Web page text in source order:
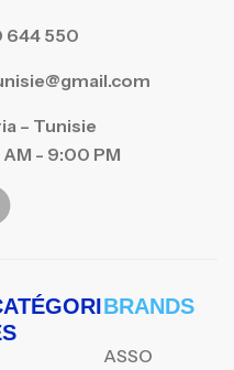
644 550
– Tunisie
- 9:00 PM
BRANDS
ASSO